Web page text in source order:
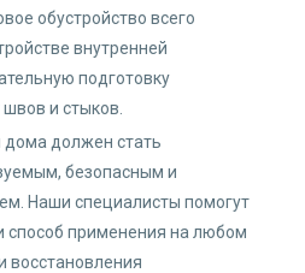
обустройство всего
внутренней
подготовку
и стыков.
дома должен стать
безопасным и
Наши специалисты помогут
способ применения на любом
восстановления